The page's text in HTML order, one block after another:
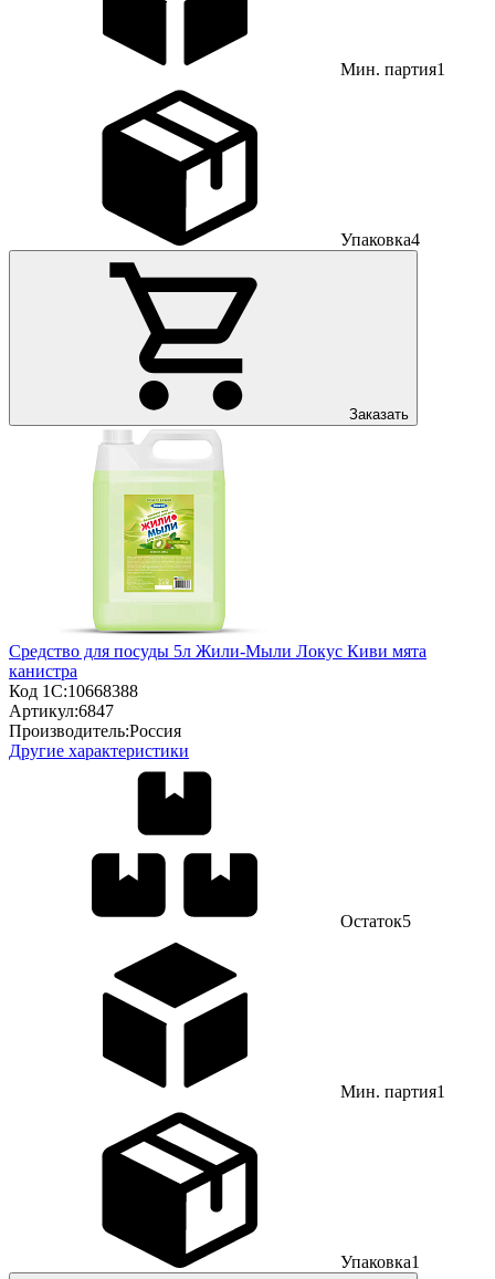
Мин. партия1
Упаковка4
Заказать
Средство для посуды 5л Жили-Мыли Локус Киви мята
канистра
Код 1С:10668388
Артикул:6847
Производитель:Россия
Другие характеристики
Остаток5
Мин. партия1
Упаковка1